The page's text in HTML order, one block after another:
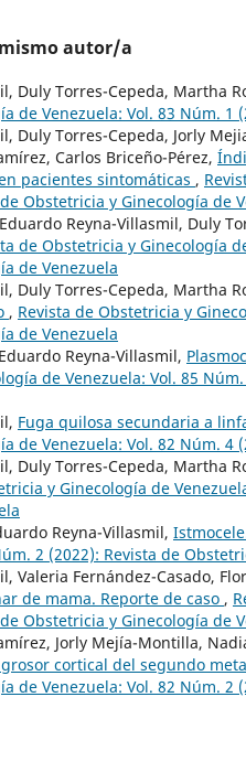
autor/a
Duly Torres-Cepeda, Martha
de Venezuela: Vol. 83 Núm.
Duly Torres-Cepeda, Jorly
Carlos Briceño-Pérez,
pacientes sintomáticas ,
Obstetricia y Ginecología de
Reyna-Villasmil, Duly
de Obstetricia y Ginecología
de Venezuela
Duly Torres-Cepeda, Martha
, Revista de Obstetricia y
de Venezuela
Reyna-Villasmil,
de Venezuela: Vol. 85
Fuga quilosa secundaria a
de Venezuela: Vol. 82 Núm.
Duly Torres-Cepeda, Martha
y Ginecología de
Reyna-Villasmil,
2 (2022): Revista de
Valeria Fernández-Casado,
de mama. Reporte de caso ,
Obstetricia y Ginecología de
Jorly Mejía-Montilla,
cortical del segundo
de Venezuela: Vol. 82 Núm.